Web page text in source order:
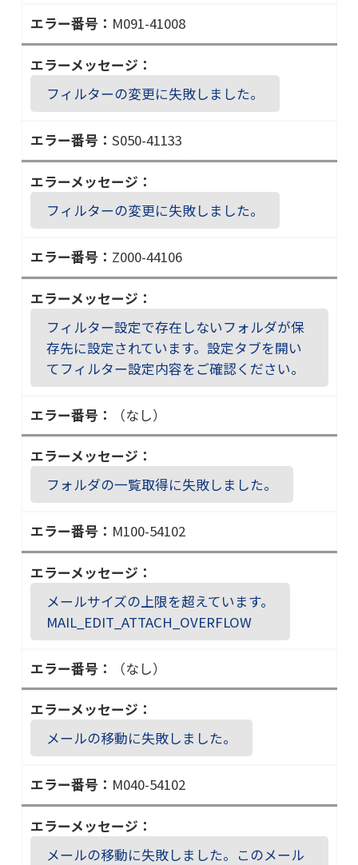
１
０
１
M091-41008
Ｍ
０
１
４
１
０
８
フィルターの変更に失敗しました。
S050-41133
Ｓ
０
０
４
１
１
フィルターの変更に失敗しました。
Z000-44106
Ｚ
０
４
１
６
フィルター設定で存在しないフォルダが保
存先に設定されています。設定タブを開い
てフィルター設定内容をご確認ください。
（なし）
フォルダの一覧取得に失敗しました。
M100-54102
Ｍ
１
－
４
０
メールサイズの上限を超えています。
MAIL_EDIT_ATTACH_OVERFLOW
（なし）
メールの移動に失敗しました。
M040-54102
Ｍ
０
メールの移動に失敗しました。このメール